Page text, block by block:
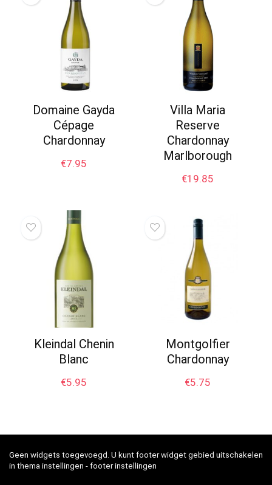
Domaine Gayda
Cépage
Chardonnay
€7.95
Villa Maria
Reserve
Chardonnay
Marlborough
€19.85
Kleindal Chenin
Blanc
€5.95
Montgolfier
Chardonnay
€5.75
Geen widgets toegevoegd. U kunt footer widget gebied uitschakelen
in thema instellingen - footer instellingen